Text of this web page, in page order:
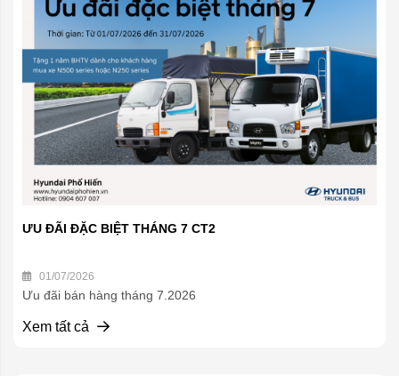
ƯU ĐÃI ĐẶC BIỆT THÁNG 7 CT2
01/07/2026
Ưu đãi bán hàng tháng 7.2026
Xem tất cả